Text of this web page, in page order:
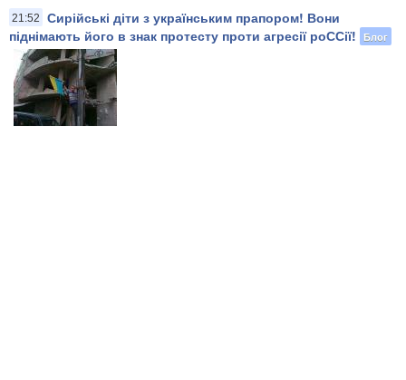
21:52
Сирійські діти з українським прапором! Вони
піднімають його в знак протесту проти агресії роССії!
Блог